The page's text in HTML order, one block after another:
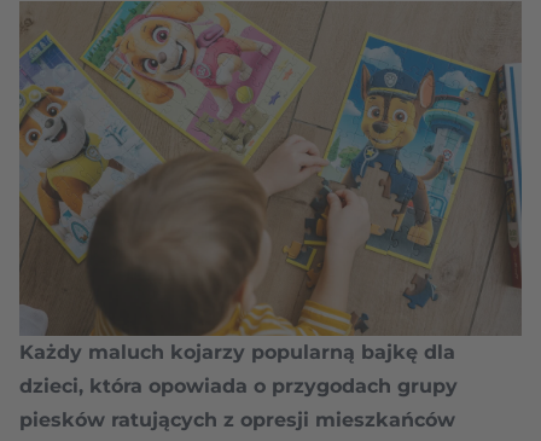
Każdy maluch kojarzy popularną bajkę dla
dzieci, która opowiada o przygodach grupy
piesków ratujących z opresji mieszkańców